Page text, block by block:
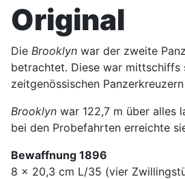
Original
Die Brooklyn war der zweite
betrachtet. Diese war mittschiffs
zeitgenössischen
Brooklyn war 122,7 m über alles
bei den Probefahrten erreichte
Bewaffnung 1896
8 x 20,3 cm L/35 (vier